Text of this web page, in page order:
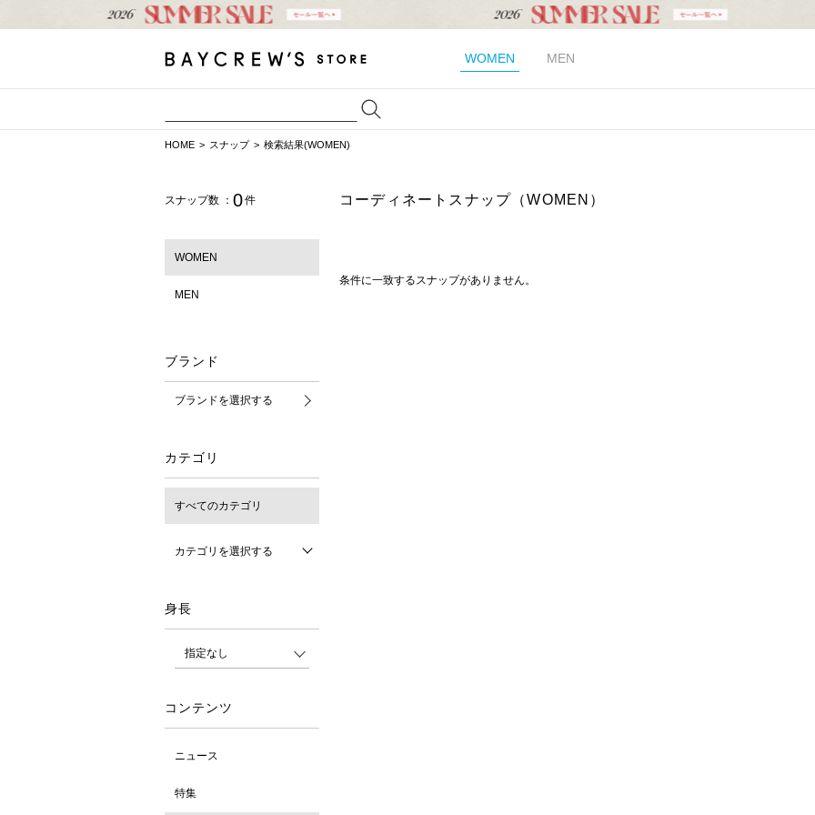
WOMEN MEN
HOME スナップ 検索結果(WOMEN)
スナップ数 ： 0件
WOMEN
MEN
ブランド
ブランドを選択する
カテゴリ
すべてのカテゴリ
カテゴリを選択する
身長
コンテンツ
ニュース
特集
コーディネートスナップ（WOMEN）
条件に一致するスナップがありません。